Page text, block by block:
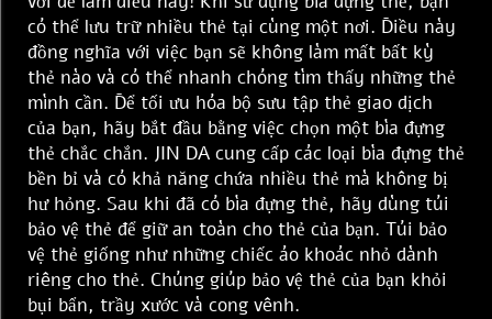
có thể lưu trữ nhiều thẻ tại cùng một nơi. Điều này
đồng nghĩa với việc bạn sẽ không làm mất bất kỳ
thẻ nào và có thể nhanh chóng tìm thấy những thẻ
mình cần. Để tối ưu hóa bộ sưu tập thẻ giao dịch
của bạn, hãy bắt đầu bằng việc chọn một bìa đựng
thẻ chắc chắn. JIN DA cung cấp các loại bìa đựng thẻ
bền bỉ và có khả năng chứa nhiều thẻ mà không bị
hư hỏng. Sau khi đã có bìa đựng thẻ, hãy dùng túi
bảo vệ thẻ để giữ an toàn cho thẻ của bạn. Túi bảo
vệ thẻ giống như những chiếc áo khoác nhỏ dành
riêng cho thẻ. Chúng giúp bảo vệ thẻ của bạn khỏi
bụi bẩn, trầy xước và cong vênh.